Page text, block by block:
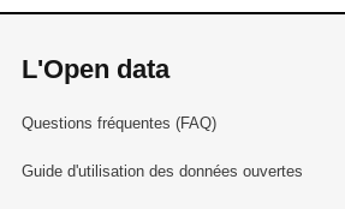
L'Open data
Questions fréquentes (FAQ)
Guide d'utilisation des données ouvertes